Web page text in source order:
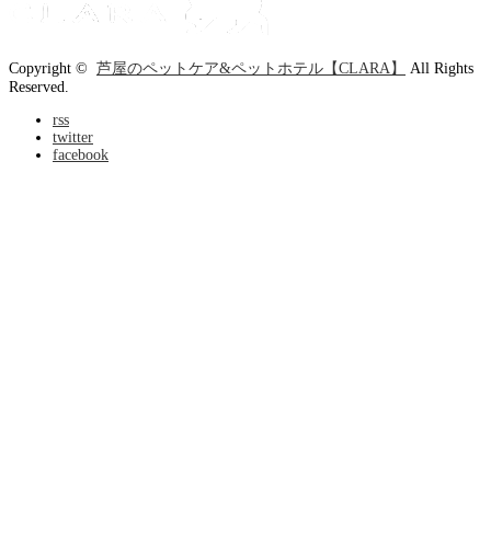
Copyright © 芦屋のペットケア&ペットホテル【CLARA】
All Rights
Reserved.
rss
twitter
facebook